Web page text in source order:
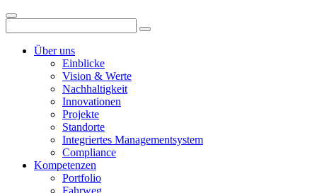
Über uns
Einblicke
Vision & Werte
Nachhaltigkeit
Innovationen
Projekte
Standorte
Integriertes Managementsystem
Compliance
Kompetenzen
Portfolio
Fahrweg